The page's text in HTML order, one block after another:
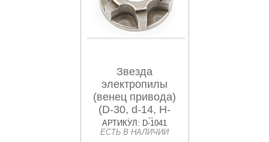
Звезда
электропилы
(венец привода)
(D-30, d-14, H-
10mm) Байкал
JIANTAI
АРТИКУЛ: D-1041
ЕСТЬ В НАЛИЧИИ